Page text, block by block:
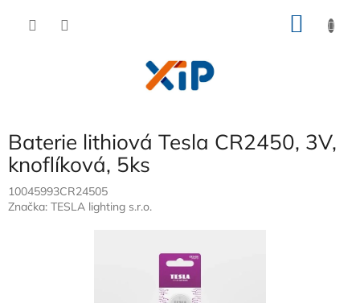
Baterie lithiová Tesla CR2450, 3V,
knoflíková, 5ks
10045993CR24505
Značka: TESLA lighting s.r.o.